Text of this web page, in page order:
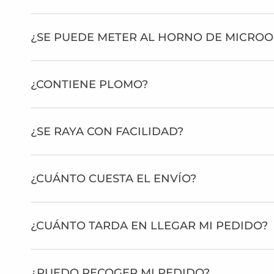
¿SE PUEDE METER AL HORNO DE
¿CONTIENE PLOMO?
¿SE RAYA CON FACILIDAD?
¿CUÁNTO CUESTA EL ENVÍO?
¿CUÁNTO TARDA EN LLEGAR MI PEDIDO?